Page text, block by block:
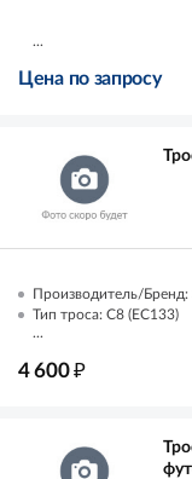
...
Цена по запросу
Производитель/Бренд:
Тип троса: C8 (EC133)
...
4 600₽